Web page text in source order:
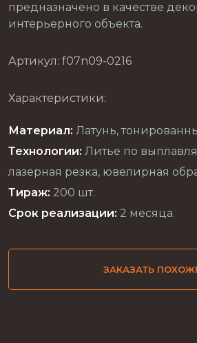
предназначено в качестве
интерьерного объекта.
Артикул: f07n09-0216
Характеристики:
Материал: Латунь,
Технологии: Литье по
лазерная резка, ювелирная
Тираж: 200 шт.
Срок реализации: 2 месяца.
ЗАКАЗАТЬ